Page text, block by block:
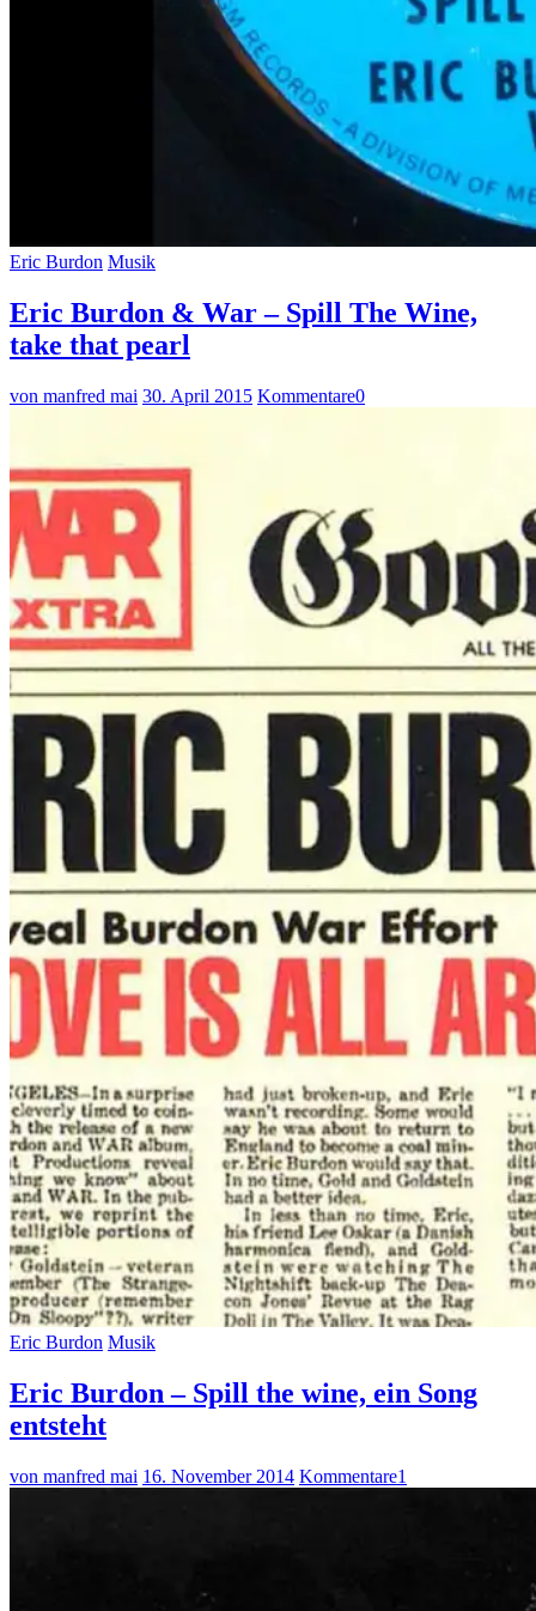
Eric Burdon Musik
Eric Burdon & War – Spill The Wine,
take that pearl
von manfred mai 30. April 2015 Kommentare0
Eric Burdon Musik
Eric Burdon – Spill the wine, ein Song
entsteht
von manfred mai 16. November 2014 Kommentare1